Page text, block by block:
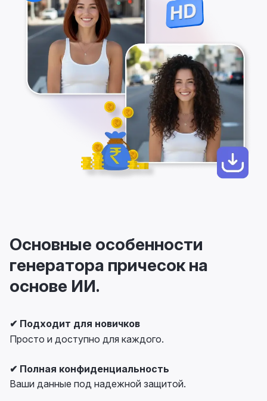
Основные особенности
генератора причесок на
основе ИИ.
✔ Подходит для новичков
Просто и доступно для каждого.
✔ Полная конфиденциальность
Ваши данные под надежной защитой.